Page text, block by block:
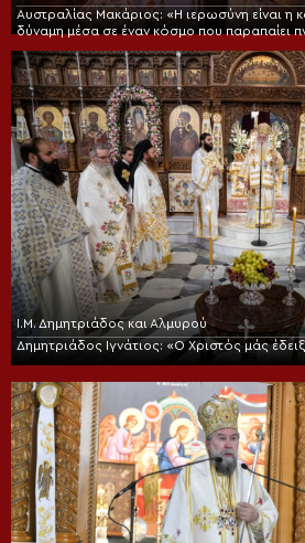
Αυστραλίας Μακάριος: «Η ιερωσύνη είναι η
δύναμη μέσα σε έναν κόσμο που παραπαίει
Ι.Μ. Δημητριάδος και Αλμυρού
Δημητριάδος Ιγνάτιος: «Ο Χριστός μάς